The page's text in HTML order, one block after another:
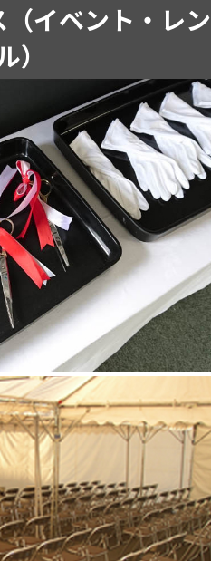
（イベント・レン
）